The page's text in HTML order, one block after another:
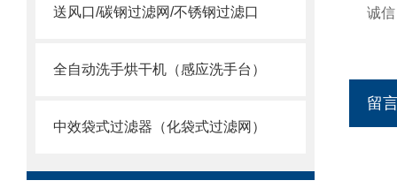
送风口/碳钢过滤网/不锈钢过滤口
全自动洗手烘干机（感应洗手台）
中效袋式过滤器（化袋式过滤网）
诚
留